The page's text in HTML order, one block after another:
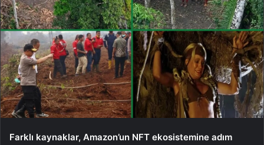
Farklı kaynaklar, Amazon’un NFT ekosistemine adım